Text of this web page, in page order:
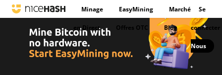
Minage EasyMining Marché
en Direct Offres OTC Blog
Se
connecter
Nous